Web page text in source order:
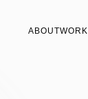
ABOUTWORK